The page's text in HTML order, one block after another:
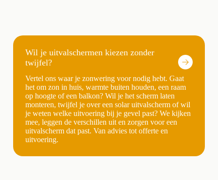
Wil je uitvalschermen kiezen zonder
twijfel?
Vertel ons waar je zonwering voor nodig hebt. Gaat
het om zon in huis, warmte buiten houden, een raam
op hoogte of een balkon? Wil je het scherm laten
monteren, twijfel je over een solar uitvalscherm of wil
je weten welke uitvoering bij je gevel past? We kijken
mee, leggen de verschillen uit en zorgen voor een
uitvalscherm dat past. Van advies tot offerte en
uitvoering.